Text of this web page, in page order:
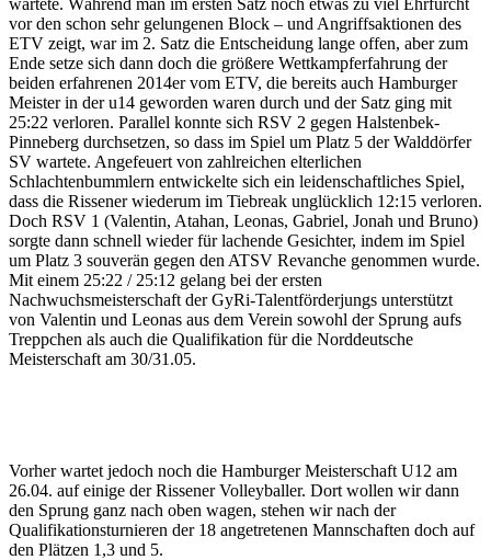
vor den schon sehr gelungenen Block – und Angriffsaktionen des
ETV zeigt, war im 2. Satz die Entscheidung lange offen, aber zum
Ende setze sich dann doch die größere Wettkampferfahrung der
beiden erfahrenen 2014er vom ETV, die bereits auch Hamburger
Meister in der u14 geworden waren durch und der Satz ging mit
25:22 verloren. Parallel konnte sich RSV 2 gegen Halstenbek-
Pinneberg durchsetzen, so dass im Spiel um Platz 5 der Walddörfer
SV wartete. Angefeuert von zahlreichen elterlichen
Schlachtenbummlern entwickelte sich ein leidenschaftliches Spiel,
dass die Rissener wiederum im Tiebreak unglücklich 12:15 verloren.
Doch RSV 1 (Valentin, Atahan, Leonas, Gabriel, Jonah und Bruno)
sorgte dann schnell wieder für lachende Gesichter, indem im Spiel
um Platz 3 souverän gegen den ATSV Revanche genommen wurde.
Mit einem 25:22 / 25:12 gelang bei der ersten
Nachwuchsmeisterschaft der GyRi-Talentförderjungs unterstützt
von Valentin und Leonas aus dem Verein sowohl der Sprung aufs
Treppchen als auch die Qualifikation für die Norddeutsche
Meisterschaft am 30/31.05.
Vorher wartet jedoch noch die Hamburger Meisterschaft U12 am
26.04. auf einige der Rissener Volleyballer. Dort wollen wir dann
den Sprung ganz nach oben wagen, stehen wir nach der
Qualifikationsturnieren der 18 angetretenen Mannschaften doch auf
den Plätzen 1,3 und 5.